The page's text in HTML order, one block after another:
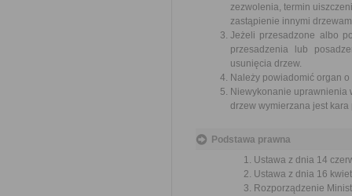
zezwolenia, termin
zastąpienie innymi
Jeżeli przesadzone albo
przesadzenia lub
usunięcia drzew.
Należy powiadomić organ
Niewykonanie uprawnienia
drzew wymierzana jest kara
Podstawa prawna
Ustawa z dnia 14
Ustawa z dnia 16
Rozporządzenie